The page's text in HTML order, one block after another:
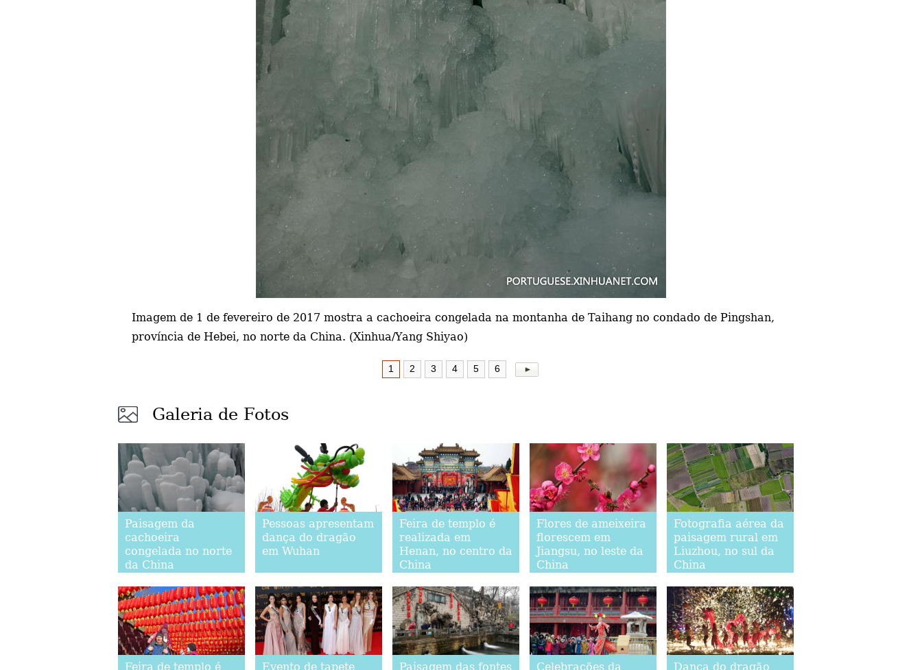
Imagem de 1 de fevereiro de 2017 mostra a cachoeira congelada na montanha de Taihang no condado de Pingshan,
província de Hebei, no norte da China. (Xinhua/Yang Shiyao)
1 2 3 4 5 6
Galeria de Fotos
Paisagem da
cachoeira
congelada no norte
da China
Pessoas apresentam
dança do dragão
em Wuhan
Feira de templo é
realizada em
Henan, no centro da
China
Flores de ameixeira
florescem em
Jiangsu, no leste da
China
Fotografia aérea da
paisagem rural em
Liuzhou, no sul da
China
Feira de templo é Evento de tapete Paisagem das fontes Celebrações da Dança do dragão